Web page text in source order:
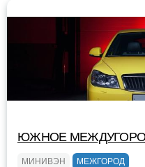
ЮЖНОЕ
МИНИВЭН МЕЖГОРОД